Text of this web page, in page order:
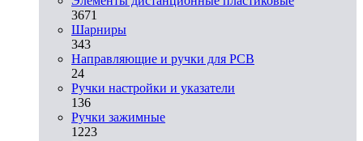
3671
Шарниры
343
Направляющие и ручки для PCB
24
Ручки настройки и указатели
136
Ручки зажимные
1223